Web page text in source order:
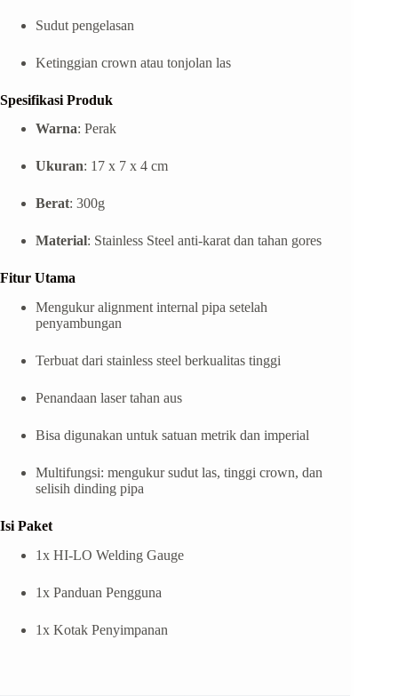
Sudut pengelasan
Ketinggian crown atau tonjolan las
Spesifikasi Produk
Warna: Perak
Ukuran: 17 x 7 x 4 cm
Berat: 300g
Material: Stainless Steel anti-karat dan tahan gores
Fitur Utama
Mengukur alignment internal pipa setelah
penyambungan
Terbuat dari stainless steel berkualitas tinggi
Penandaan laser tahan aus
Bisa digunakan untuk satuan metrik dan imperial
Multifungsi: mengukur sudut las, tinggi crown, dan
selisih dinding pipa
Isi Paket
1x HI-LO Welding Gauge
1x Panduan Pengguna
1x Kotak Penyimpanan